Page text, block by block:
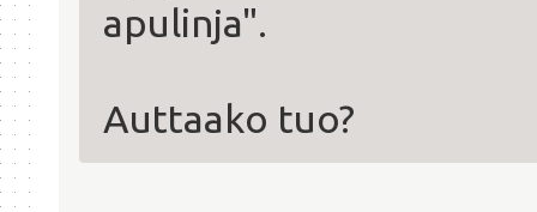
apulinja".
Auttaako tuo?